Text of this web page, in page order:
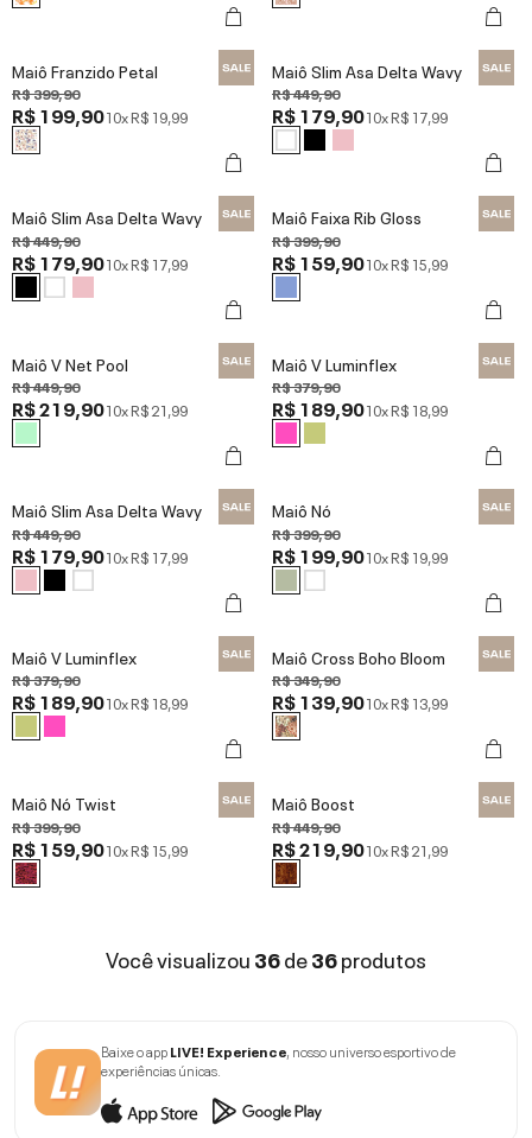
Maiô Franzido Petal
R$ 399,90
R$ 199,9010xR$ 19,99
Maiô Slim Asa Delta Wavy
R$ 449,90
R$ 179,9010xR$ 17,99
Maiô Slim Asa Delta Wavy
R$ 449,90
R$ 179,9010xR$ 17,99
Maiô Faixa Rib Gloss
R$ 399,90
R$ 159,9010xR$ 15,99
Maiô V Net Pool
R$ 449,90
R$ 219,9010xR$ 21,99
Maiô V Luminflex
R$ 379,90
R$ 189,9010xR$ 18,99
Maiô Slim Asa Delta Wavy
R$ 449,90
R$ 179,9010xR$ 17,99
Maiô Nó
R$ 399,90
R$ 199,9010xR$ 19,99
Maiô V Luminflex
R$ 379,90
R$ 189,9010xR$ 18,99
Maiô Cross Boho Bloom
R$ 349,90
R$ 139,9010xR$ 13,99
Maiô Nó Twist
R$ 399,90
R$ 159,9010xR$ 15,99
Maiô Boost
R$ 449,90
R$ 219,9010xR$ 21,99
Você visualizou36de36produtos
Baixe o appLIVE! Experience, nosso universo esportivo de
experiências únicas.